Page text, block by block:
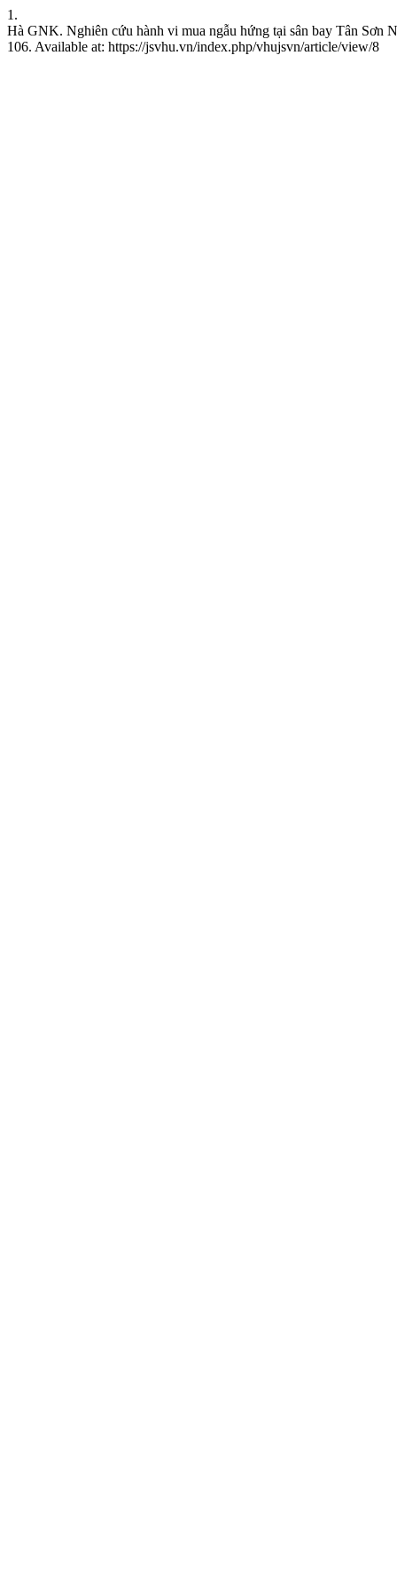
1.
Hà GNK. Nghiên cứu hành vi mua ngẫu hứng tại sân bay Tân
106. Available at: https://jsvhu.vn/index.php/vhujsvn/article/view/8